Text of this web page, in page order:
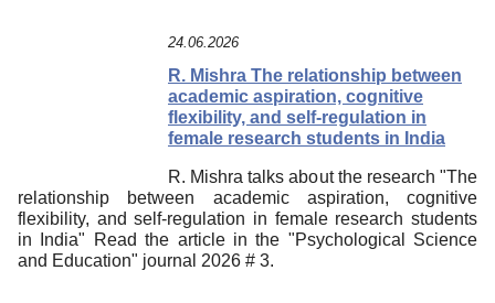
24.06.2026
R. Mishra The relationship between
academic aspiration, cognitive
flexibility, and self-regulation in
female research students in India
R. Mishra talks about the research "The
relationship between academic aspiration, cognitive
flexibility, and self-regulation in female research students
in India" Read the article in the "Psychological Science
and Education" journal 2026 # 3.